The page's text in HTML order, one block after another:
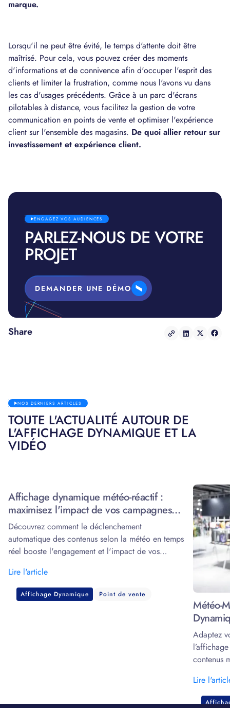
ENGAGEZ VOS AUDIENCES
PARLEZ-NOUS DE VOTRE
PROJET
DEMANDER UNE DÉMO
Share
marque.
Lorsqu'il ne peut être évité, le temps d'attente doit être
maîtrisé. Pour cela, vous pouvez créer des moments
d'informations et de connivence afin d'occuper l'esprit des
clients et limiter la frustration, comme nous l'avons vu dans
les cas d'usages précédents. Grâce à un parc d'écrans
pilotables à distance, vous facilitez la gestion de votre
communication en points de vente et optimiser l'expérience
client sur l'ensemble des magasins. De quoi allier retour sur
investissement et expérience client.
NOS DERNIERS ARTICLES
TOUTE L'ACTUALITÉ AUTOUR DE
L'AFFICHAGE DYNAMIQUE ET LA
VIDÉO
Affichage dynamique météo-réactif :
maximisez l'impact de vos campagnes
grâce à la data
Découvrez comment le déclenchement
automatique des contenus selon la météo en temps
réel booste l'engagement et l'impact de vos
Lire l'article
Affichage Dynamique Point de vente
Météo-
Adaptez
contenus
Lire